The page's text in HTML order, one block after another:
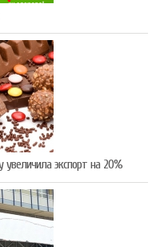
увеличила экспорт на 20%